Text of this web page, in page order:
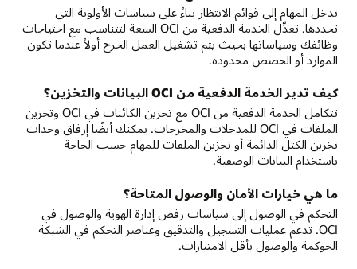
تدخل المهام إلى قوائم الانتظار بناءً على سياسات الأولوية التي
تحددها. تعدِّل الخدمة الدفعية من OCI السعة لتتناسب مع احتياجات
وظائفك وسياساتها بحيث يتم تشغيل العمل الحرج أولاً عندما تكون
الموارد أو الحصص محدودة.
كيف تدير الخدمة الدفعية من OCI البيانات والتخزين؟
تتكامل الخدمة الدفعية من OCI مع تخزين الكائنات في OCI وتخزين
الملفات في OCI للمدخلات والمخرجات. يمكنك أيضًا إرفاق وحدات
تخزين الكتل الدائمة أو تخزين الملفات للمهام حسب الحاجة
باستخدام البيانات الوصفية.
ما هي خيارات الأمان والوصول المتاحة؟
التحكم في الوصول إلى سياسات رفض إدارة الهوية والوصول في
OCI. تدعم عمليات التسجيل والتدقيق وعناصر التحكم في الشبكة
الحوكمة والوصول بأقل الامتيازات.